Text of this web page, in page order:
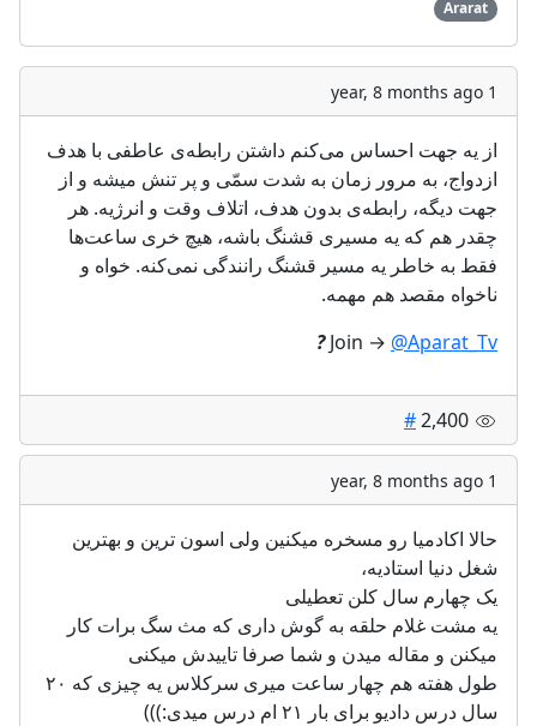
Ararat
1 year, 8 months ago
‏از یه جهت احساس می‌کنم داشتن رابطه‌ی عاطفی با هدف
ازدواج، به مرور زمان به شدت سمّی و پر تنش میشه و از
جهت دیگه، رابطه‌ی بدون هدف، اتلاف وقت و انرژیه. هر
چقدر هم که یه مسیری قشنگ باشه، هیچ خری ساعت‌ها
فقط به خاطر یه مسیر قشنگ رانندگی نمی‌کنه. خواه و
ناخواه مقصد هم مهمه.
Join → @Aparat_Tv
?
#
1 year, 8 months ago
حالا اکادمیا رو مسخره میکنین ولی اسون ترین و بهترین
شغل دنیا استادیه،
یک چهارم سال کلن تعطیلی
یه مشت غلام حلقه به گوش داری که مث سگ برات کار
میکنن و مقاله میدن و شما صرفا تاییدش میکنی
طول هفته هم چهار ساعت میری سرکلاس یه چیزی که ۲۰
سال درس دادیو برای بار ۲۱ ام درس میدی:)))